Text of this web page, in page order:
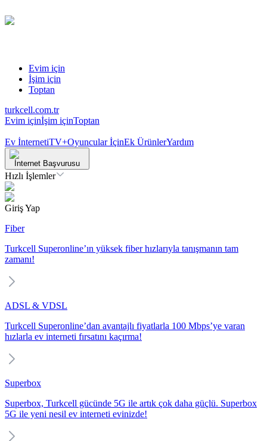
Evim için
İşim için
Toptan
turkcell.com.tr
Evim içinİşim içinToptan
Ev İnternetiTV+Oyuncular İçinEk ÜrünlerYardım
İnternet Başvurusu
Hızlı İşlemler
Giriş Yap
Fiber
Turkcell Superonline’ın yüksek fiber hızlarıyla tanışmanın tam
zamanı!
ADSL & VDSL
Turkcell Superonline’dan avantajlı fiyatlarla 100 Mbps’ye varan
hızlarla ev interneti fırsatını kaçırma!
Superbox
Superbox, Turkcell gücünde 5G ile artık çok daha güçlü. Superbox
5G ile yeni nesil ev interneti evinizde!